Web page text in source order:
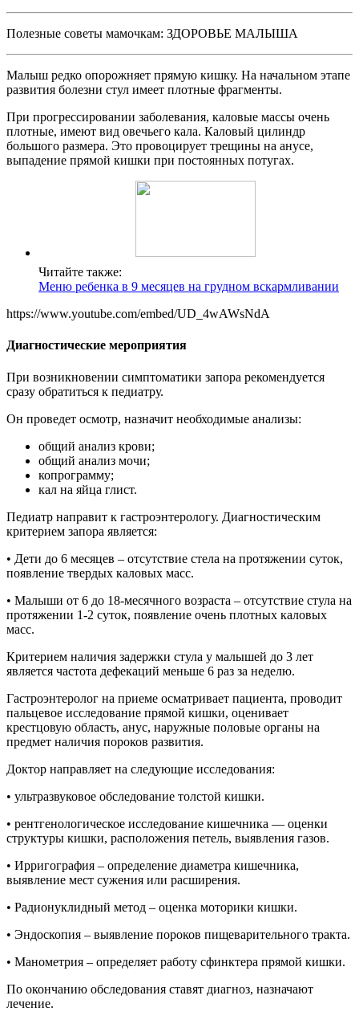
Полезные советы мамочкам: ЗДОРОВЬЕ МАЛЫША
Малыш редко опорожняет прямую кишку. На начальном этапе
развития болезни стул имеет плотные фрагменты.
При прогрессировании заболевания, каловые массы очень
плотные, имеют вид овечьего кала. Каловый цилиндр
большого размера. Это провоцирует трещины на анусе,
выпадение прямой кишки при постоянных потугах.
Читайте также:
Меню ребенка в 9 месяцев на грудном вскармливании
https://www.youtube.com/embed/UD_4wAWsNdA
Диагностические мероприятия
При возникновении симптоматики запора рекомендуется
сразу обратиться к педиатру.
Он проведет осмотр, назначит необходимые анализы:
общий анализ крови;
общий анализ мочи;
копрограмму;
кал на яйца глист.
Педиатр направит к гастроэнтерологу. Диагностическим
критерием запора является:
• Дети до 6 месяцев – отсутствие стела на протяжении суток,
появление твердых каловых масс.
• Малыши от 6 до 18-месячного возраста – отсутствие стула на
протяжении 1-2 суток, появление очень плотных каловых
масс.
Критерием наличия задержки стула у малышей до 3 лет
является частота дефекаций меньше 6 раз за неделю.
Гастроэнтеролог на приеме осматривает пациента, проводит
пальцевое исследование прямой кишки, оценивает
крестцовую область, анус, наружные половые органы на
предмет наличия пороков развития.
Доктор направляет на следующие исследования:
• ультразвуковое обследование толстой кишки.
• рентгенологическое исследование кишечника — оценки
структуры кишки, расположения петель, выявления газов.
• Ирригография – определение диаметра кишечника,
выявление мест сужения или расширения.
• Радионуклидный метод – оценка моторики кишки.
• Эндоскопия – выявление пороков пищеварительного тракта.
• Манометрия – определяет работу сфинктера прямой кишки.
По окончанию обследования ставят диагноз, назначают
лечение.